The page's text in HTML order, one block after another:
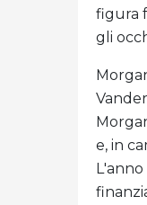
figura
gli
e, in